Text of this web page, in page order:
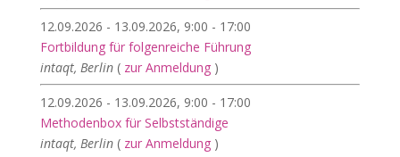
12.09.2026 - 13.09.2026, 9:00 - 17:00
Fortbildung für folgenreiche Führung
intaqt, Berlin ( zur Anmeldung)
12.09.2026 - 13.09.2026, 9:00 - 17:00
Methodenbox für Selbstständige
intaqt, Berlin ( zur Anmeldung)